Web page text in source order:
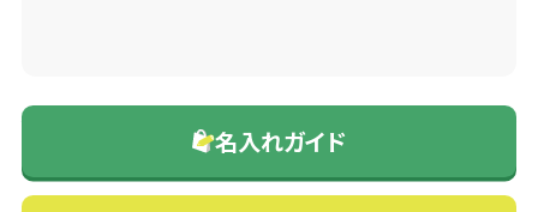
名入れガイド